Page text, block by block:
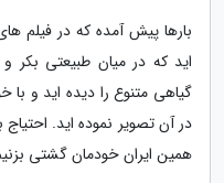
بارها پیش آمده که در فیلم
اید که در میان طبیعتی بکر
گیاهی متنوع را دیده اید و
در آن تصویر نموده اید.
همین ایران خودمان گشتی